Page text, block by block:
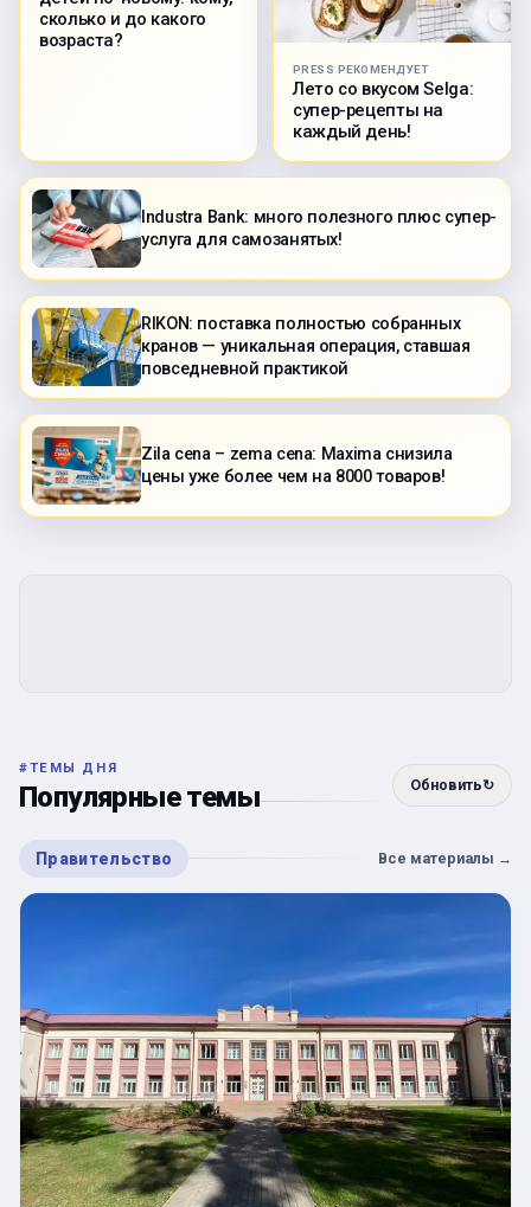
сколько и до какого
возраста?
PRESS РЕКОМЕНДУЕТ
Лето со вкусом Selga:
супер-рецепты на
каждый день!
Industra Bank: много полезного плюс супер-
услуга для самозанятых!
RIKON: поставка полностью собранных
кранов — уникальная операция, ставшая
повседневной практикой
Zila cena – zema cena: Maxima снизила
цены уже более чем на 8000 товаров!
#ТЕМЫ ДНЯ
Популярные темы Обновить↻
Правительство Все материалы →